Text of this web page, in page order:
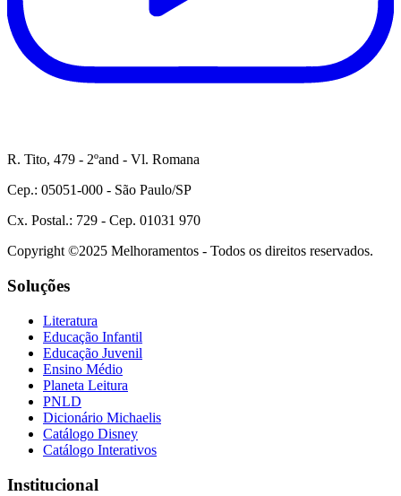
R. Tito, 479 - 2ºand - Vl. Romana
Cep.: 05051-000 - São Paulo/SP
Cx. Postal.: 729 - Cep. 01031 970
Copyright ©2025 Melhoramentos - Todos os direitos reservados.
Soluções
Literatura
Educação Infantil
Educação Juvenil
Ensino Médio
Planeta Leitura
PNLD
Dicionário Michaelis
Catálogo Disney
Catálogo Interativos
Institucional